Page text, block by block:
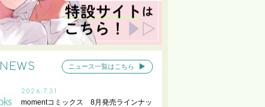
NEWS ニュース一覧はこちら
2026.7.31
momentコミックス 8月発売ラインナッ